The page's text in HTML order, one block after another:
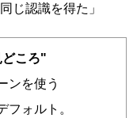
じ認識を得た」
どころ"
ンを使う
フォルト。